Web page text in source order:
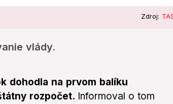
Zdroj:
vlády.
dohodla na prvom balíku
rozpočet. Informoval o tom